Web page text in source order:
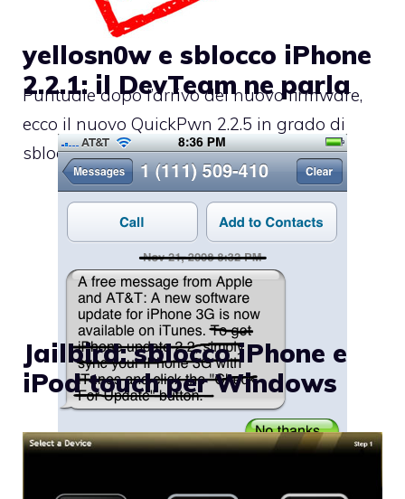
Puntuale dopo l’arrivo del nuovo firmware,
ecco il nuovo QuickPwn 2.2.5 in grado di
sbloccare
yellosn0w e sblocco iPhone
2.2.1: il DevTeam ne parla
Jailbird: sblocco iPhone e
iPod touch per Windows